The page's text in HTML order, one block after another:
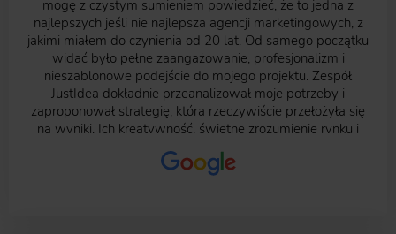
z SEO i PM, natomiast otrzymałem oferty - które były
przejrzyste i jasno opisane co też jest na plus. Kiedyś
skorzystam. Pozdrawiam
mogę z czystym sumieniem powiedzieć, że to jedna z
najlepszych jeśli nie najlepsza agencji marketingowych, z
jakimi miałem do czynienia od 20 lat. Od samego początku
widać było pełne zaangażowanie, profesjonalizm i
nieszablonowe podejście do mojego projektu. Zespół
JustIdea dokładnie przeanalizował moje potrzeby i
zaproponował strategię, która rzeczywiście przełożyła się
na wyniki. Ich kreatywność, świetne zrozumienie rynku i
moja firma zyskała znacznie większą widoczność i
rozpoznawalność. Szczególnie doceniam: ✅ Indywidualne